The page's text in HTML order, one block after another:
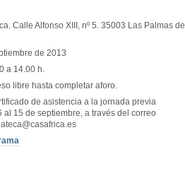
Calle Alfonso XIII, nº 5. 35003 Las Palmas de
de 2013
a 14.00 h.
libre hasta completar aforo.
de asistencia a la jornada previa
al 15 de septiembre, a través del correo